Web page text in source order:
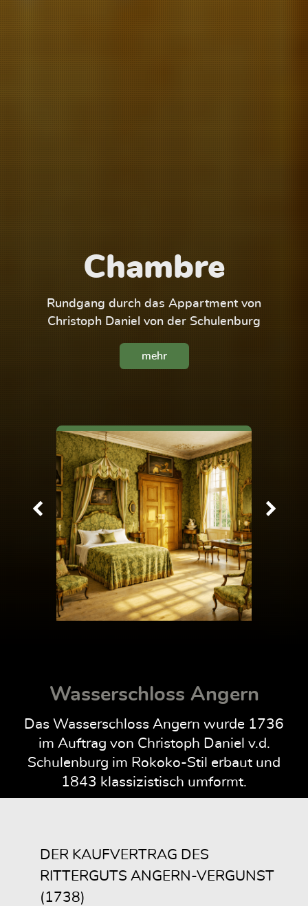
Chambre
Rundgang durch das Appartment von
Christoph Daniel von der Schulenburg
mehr
Wasserschloss Angern
Das Wasserschloss Angern wurde 1736
im Auftrag von Christoph Daniel v.d.
Schulenburg im Rokoko-Stil erbaut und
1843 klassizistisch umformt.
DER KAUFVERTRAG DES
RITTERGUTS ANGERN-VERGUNST
(1738)